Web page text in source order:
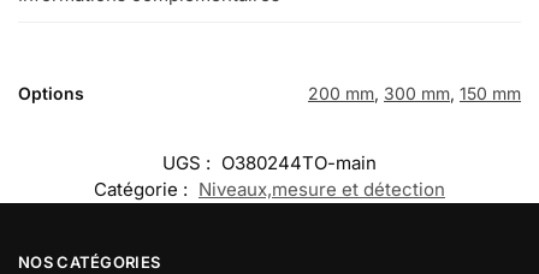
Options 200 mm, 300 mm, 150 mm
UGS : O380244TO-main
Catégorie : Niveaux,mesure et détection
NOS CATÉGORIES